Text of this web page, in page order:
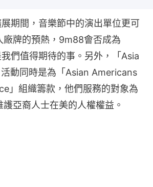
期間，音樂節中的演出單位更可
廠牌的預熱，9m88會否成為
們值得期待的事。另外，「Asia
動同時是為「Asian Americans
」組織籌款，他們服務的對象為
亞裔人士在美的人權權益。